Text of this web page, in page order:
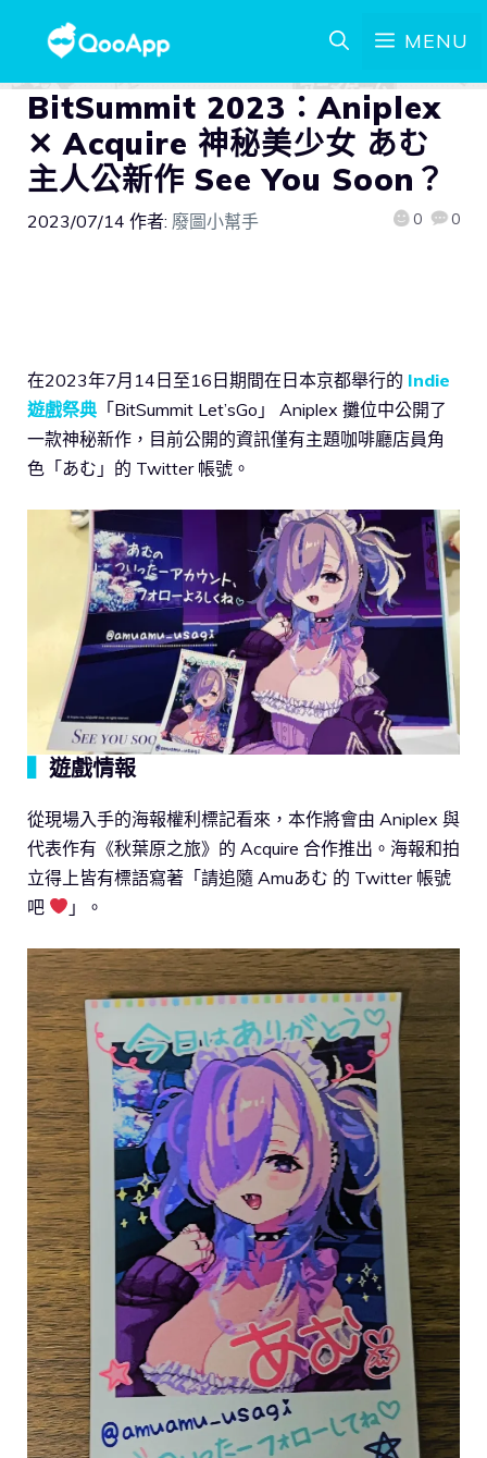
MENU
BitSummit 2023：Aniplex
✕ Acquire 神秘美少女 あむ
主人公新作 See You Soon？
2023/07/14 作者: 廢圖小幫手 0 0
在2023年7月14日至16日期間在日本京都舉行的 Indie
遊戲祭典 「BitSummit Let’sGo」 Aniplex 攤位中公開了
一款神秘新作，目前公開的資訊僅有主題咖啡廳店員角
色「あむ」的 Twitter 帳號。
遊戲情報
從現場入手的海報權利標記看來，本作將會由 Aniplex 與
代表作有《秋葉原之旅》的 Acquire 合作推出。海報和拍
立得上皆有標語寫著「請追隨 Amuあむ 的 Twitter 帳號
吧
」。